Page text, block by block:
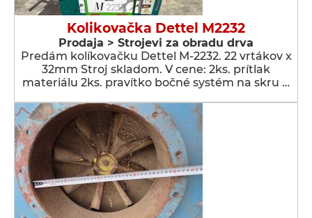
Kolikovačka Dettel M2232
Prodaja > Strojevi za obradu drva
Predám kolíkovačku Dettel M-2232. 22 vrtákov x
32mm Stroj skladom. V cene: 2ks. prítlak
materiálu 2ks. pravítko bočné systém na skru …